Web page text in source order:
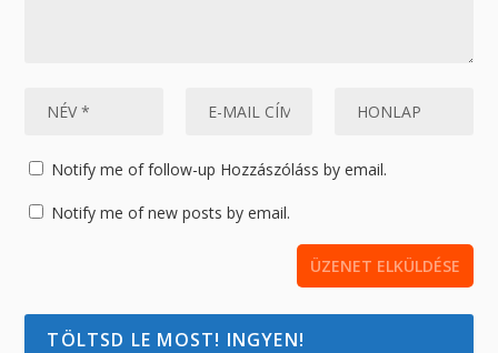
Notify me of follow-up Hozzászóláss by email.
Notify me of new posts by email.
TÖLTSD LE MOST! INGYEN!